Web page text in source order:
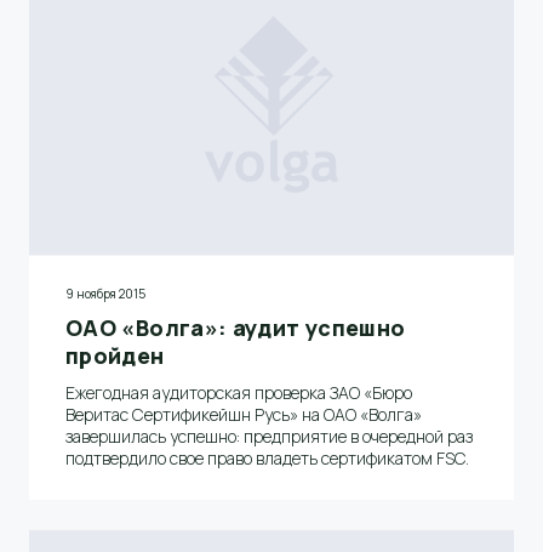
9 ноября 2015
ОАО «Волга»: аудит успешно
пройден
Ежегодная аудиторская проверка ЗАО «Бюро
Веритас Сертификейшн Русь» на ОАО «Волга»
завершилась успешно: предприятие в очередной раз
подтвердило свое право владеть сертификатом FSC.